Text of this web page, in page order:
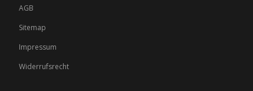
AGB
Sitemap
Impressum
Widerrufsrecht